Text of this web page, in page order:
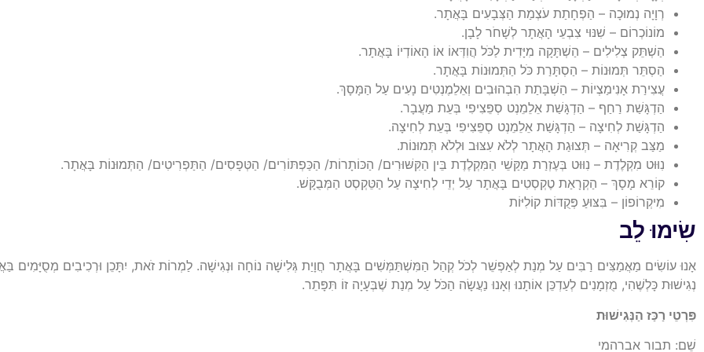
רְוָיָה נְמוּכָה – הַפְחָתַת עֹצְמַת הַצְּבָעִים בָּאֲתָר.
מוֹנוֹכְרוֹם – שִׁנּוּי צִבְעֵי הָאֲתָר לְשָׁחֹר לָבָן.
הַשְׁתֵּק צְלִילִים – הַשְׁתָּקָה מִיָּדִית לַכֹּל הֲוִדְּאוֹ אוֹ הָאוֹדְיוֹ בָּאֲתָר.
הַסְתֵּר תְּמוּנוֹת – הַסְתָּרַת כֹּל הַתְּמוּנוֹת בָּאֲתָר.
עֲצִירַת אָנִימַצְיוֹת – הַשְׁבָּתַת הִבְהוּבִים וְאֵלֵמֶנְטִים נָעִים עַל הַמָּסָךְ.
הַדְגָּשַׁת רַחַף – הַדְגָּשַׁת אֵלֵמֵנְט סְפֵּצִיפִי בְּעֵת מַעֲבָר.
הַדְגָּשַׁת לְחִיצָה – הַדְגָּשַׁת אֵלֵמֵנְט סְפֵּצִיפִי בְּעֵת לְחִיצָה.
מַצַּב קְרִיאָה – תְּצוּגַת הָאֲתָר לְלֹא עִצּוּב וּלְלֹא תְּמוּנוֹת.
נִוּוּט מִקְלֶדֶת – נִוּוּט בְּעֶזְרַת מַקַּשֵׁי הַמִּקְלֶדֶת בֵּין הַקִּשּׁוּרִים/ הַכּוֹתָרוֹת/ הַכַּפְתּוֹרִים/ הַטְּפָסִים/ הַתַּפְרִיטִים/ הַתְּמוּנוֹת בָּאֲתָר.
קוֹרֵא מָסָךְ – הַקְרָאַת טֶקְסְטִים בָּאֲתָר עַל יְדֵי לְחִיצָה עַל הַטֵּקְסְט הַמְּבֻקָּשׁ.
מִיקְרוֹפוֹן – בִּצּוּעַ פְּקֻדּוֹת קוֹלִיּוֹת
שִׂימוּ לֵב
אָנוּ עוֹשִׂים מַאֲמַצִּים רַבִּים עַל מְנַת לְאַפְשֵׁר לְכֹל קְהַל הַמִּשְׁתַּמְּשִׁים בָּאֲתָר חֲוָיַת גְּלִישָׁה נוֹחָה וּנְגִישָׁה. לַמְרוֹת זֹאת, יִתָּכֵן וּרְכִיבִים מְסֻיָּמִים
נְגִישׁוּת כָּלְשֶׁהִי, מֻזְמָנִים לְעַדְכֵּן אוֹתָנוּ וְאָנוּ נַעֲשָׂה הַכֹּל עַל מְנַת שֶׁבְּעָיָה זוֹ תִּפָּתֵר.
פִּרְטֵי רַכַּז הַנְּגִישׁוּת
שֵׁם: תבור אברהמי